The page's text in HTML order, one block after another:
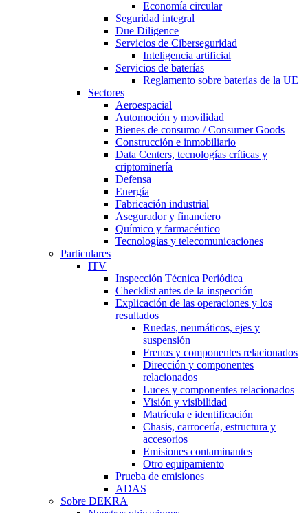
Economía circular
Seguridad integral
Due Diligence
Servicios de Ciberseguridad
Inteligencia artificial
Servicios de baterías
Reglamento sobre baterías de la UE
Sectores
Aeroespacial
Automoción y movilidad
Bienes de consumo / Consumer Goods
Construcción e inmobiliario
Data Centers, tecnologías críticas y
criptominería
Defensa
Energía
Fabricación industrial
Asegurador y financiero
Químico y farmacéutico
Tecnologías y telecomunicaciones
Particulares
ITV
Inspección Técnica Periódica
Checklist antes de la inspección
Explicación de las operaciones y los
resultados
Ruedas, neumáticos, ejes y
suspensión
Frenos y componentes relacionados
Dirección y componentes
relacionados
Luces y componentes relacionados
Visión y visibilidad
Matrícula e identificación
Chasis, carrocería, estructura y
accesorios
Emisiones contaminantes
Otro equipamiento
Prueba de emisiones
ADAS
Sobre DEKRA